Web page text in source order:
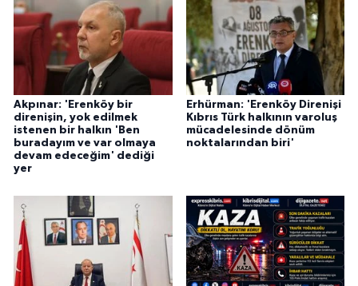
Akpınar: 'Erenköy bir
direnişin, yok edilmek
istenen bir halkın 'Ben
buradayım ve var olmaya
devam edeceğim' dediği
yer
Erhürman: 'Erenköy Direnişi
Kıbrıs Türk halkının varoluş
mücadelesinde dönüm
noktalarından biri'